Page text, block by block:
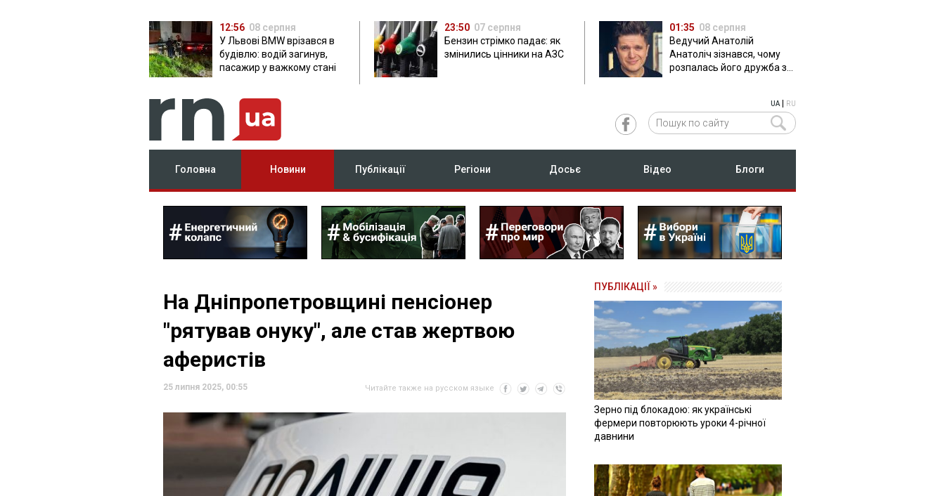
12:56 08 серпня
У Львові BMW врізався в
будівлю: водій загинув,
пасажир у важкому стані
23:50 07 серпня
Бензин стрімко падає: як
змінились цінники на АЗС
01:35 08 серпня
Ведучий Анатолій
Анатоліч зізнався, чому
розпалась його дружба з
UA| RU
Головна Новини Публікації Регіони Досьє Відео Блоги
На Дніпропетровщині пенсіонер
"рятував онуку", але став жертвою
аферистів
25 липня 2025, 00:55 Читайте также на русском языке
ПУБЛІКАЦІЇ »
Зерно під блокадою: як українські
фермери повторюють уроки 4-річної
давнини